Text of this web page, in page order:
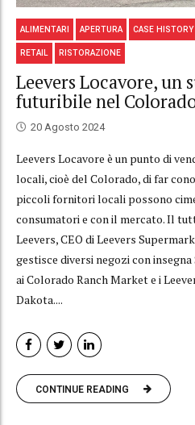
ALIMENTARI APERTURA CASE HISTORY
RETAIL RISTORAZIONE
Leevers Locavore, un
futuribile nel
20 Agosto 2024
Leevers Locavore è un punto di
locali, cioè del Colorado, di far
piccoli fornitori locali possono
consumatori e con il mercato. Il
Leevers, CEO di Leevers
gestisce diversi negozi con
ai Colorado Ranch Market e i
Dakota....
CONTINUE READING